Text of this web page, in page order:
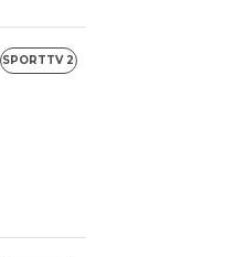
SPORTTV 2